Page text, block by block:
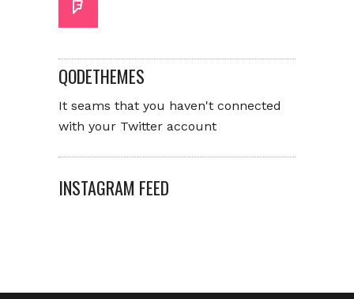
QODETHEMES
It seams that you haven't connected
with your Twitter account
INSTAGRAM FEED